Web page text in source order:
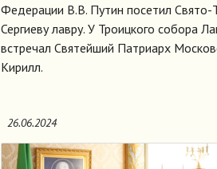
Федерации В.В. Путин посетил Свято-
Сергиеву лавру. У Троицкого собора
встречал Святейший Патриарх
Кирилл.
26.06.2024